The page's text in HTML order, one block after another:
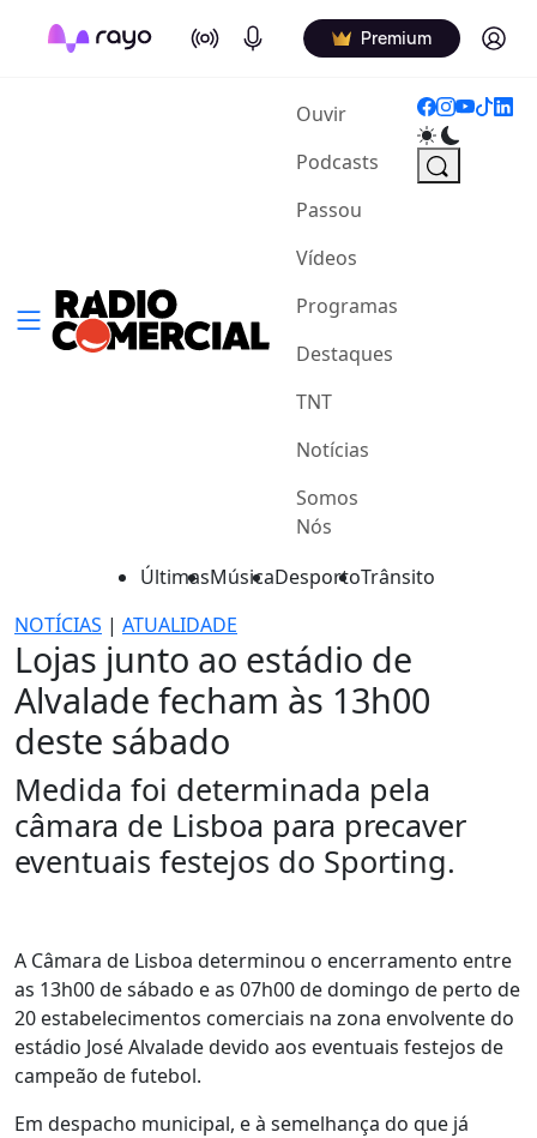
On Air Podcasts Premium Log in
Ouvir(current)
Podcasts
Passou
Vídeos
Programas
Destaques
TNT
Notícias
Somos
Nós
ÚltimasMúsicaDesportoTrânsito
NOTÍCIAS | ATUALIDADE
Lojas junto ao estádio de
Alvalade fecham às 13h00
deste sábado
Medida foi determinada pela
câmara de Lisboa para precaver
eventuais festejos do Sporting.
A Câmara de Lisboa determinou o encerramento entre
as 13h00 de sábado e as 07h00 de domingo de perto de
20 estabelecimentos comerciais na zona envolvente do
estádio José Alvalade devido aos eventuais festejos de
campeão de futebol.
Em despacho municipal, e à semelhança do que já